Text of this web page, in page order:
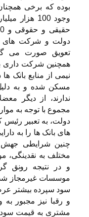
بوده که برخی
وجود 100
دولت و شرکت های
تعویق صورت می
همچنین شرکت داری
نیمی از منابع بانک
مسکن شده و به
ندارند، از دیگر
مجموع با توجه به
دولت، به تعبیر رئیس
های بانک ها را به
چنین شرایطی جهش
مختلف به نقدینگی،
و در نتیجه رونق
موسسات غیرمجاز
سود سپرده بیشتر
و رقبا نیز مجبور
مشتری به قیمت سود